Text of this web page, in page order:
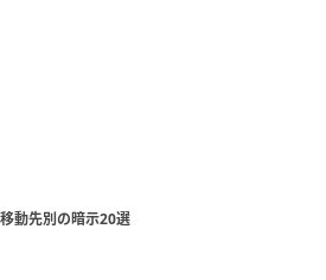
動先別の暗示20選